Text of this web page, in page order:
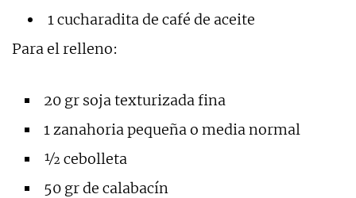
1 cucharadita de café de aceite
Para el relleno:
20 gr soja texturizada fina
1 zanahoria pequeña o media normal
½ cebolleta
50 gr de calabacín